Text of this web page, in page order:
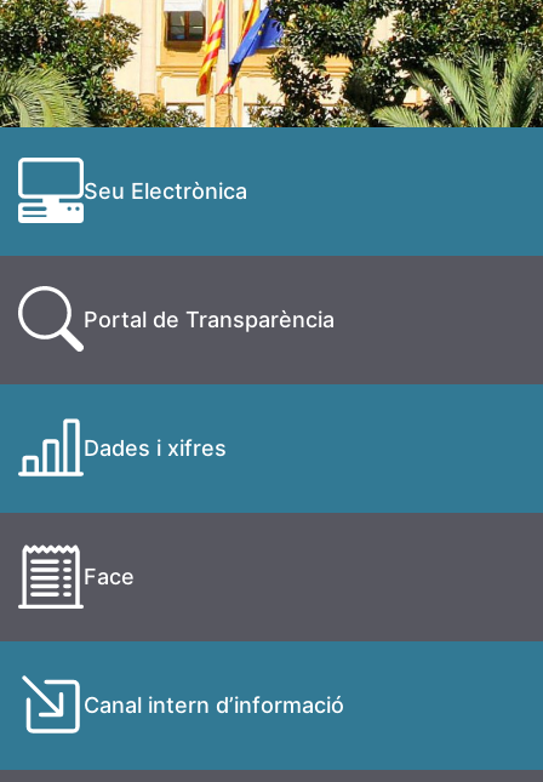
Seu Electrònica
Portal de Transparència
Dades i xifres
Face
Canal intern d’informació